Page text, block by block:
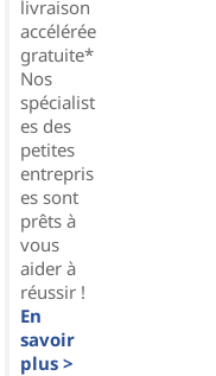
livraison
accélérée
gratuite*
Nos
spécialist
es des
petites
entrepris
es sont
prêts à
vous
aider à
réussir !
En
savoir
plus >